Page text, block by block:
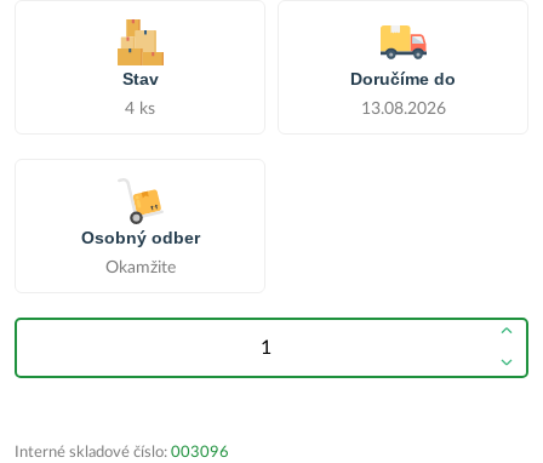
Stav
4 ks
Doručíme do
13.08.2026
Osobný odber
Okamžite
Interné skladové číslo: 003096